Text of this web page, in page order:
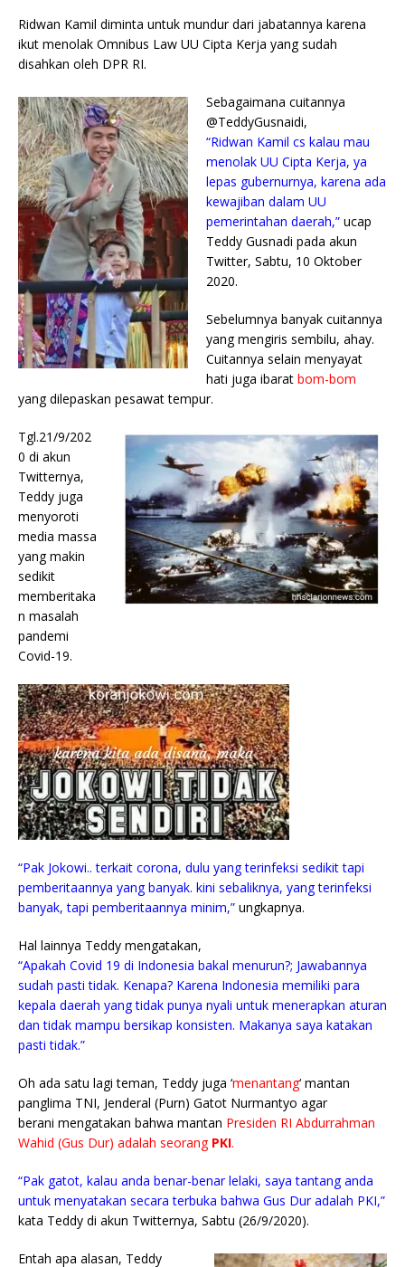
Ridwan Kamil diminta untuk mundur dari jabatannya karena
ikut menolak Omnibus Law UU Cipta Kerja yang sudah
disahkan oleh DPR RI.
Sebagaimana cuitannya
@TeddyGusnaidi,
“Ridwan Kamil cs kalau mau
menolak UU Cipta Kerja, ya
lepas gubernurnya, karena ada
kewajiban dalam UU
pemerintahan daerah,” ucap
Teddy Gusnadi pada akun
Twitter, Sabtu, 10 Oktober
2020.
Sebelumnya banyak cuitannya
yang mengiris sembilu, ahay.
Cuitannya selain menyayat
hati juga ibarat bom-bom
yang dilepaskan pesawat tempur.
Tgl.21/9/202
0 di akun
Twitternya,
Teddy juga
menyoroti
media massa
yang makin
sedikit
memberitaka
n masalah
pandemi
Covid-19.
“Pak Jokowi.. terkait corona, dulu yang terinfeksi sedikit tapi
pemberitaannya yang banyak. kini sebaliknya, yang terinfeksi
banyak, tapi pemberitaannya minim,” ungkapnya.
Hal lainnya Teddy mengatakan,
“Apakah Covid 19 di Indonesia bakal menurun?; Jawabannya
sudah pasti tidak. Kenapa? Karena Indonesia memiliki para
kepala daerah yang tidak punya nyali untuk menerapkan aturan
dan tidak mampu bersikap konsisten. Makanya saya katakan
pasti tidak.”
Oh ada satu lagi teman, Teddy juga ‘menantang‘ mantan
panglima TNI, Jenderal (Purn) Gatot Nurmantyo agar
berani mengatakan bahwa mantan Presiden RI Abdurrahman
Wahid (Gus Dur) adalah seorang PKI.
“Pak gatot, kalau anda benar-benar lelaki, saya tantang anda
untuk menyatakan secara terbuka bahwa Gus Dur adalah PKI,”
kata Teddy di akun Twitternya, Sabtu (26/9/2020).
Entah apa alasan, Teddy